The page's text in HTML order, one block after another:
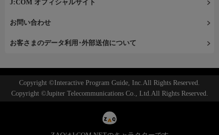
J:COM オフィシャルサイト
お問い合わせ
お客さまのデータ利用･外部送信について
Copyright ©Interactive Program Guide, Inc.All Rights Reserved.
Copyright ©Jupiter Telecommunications Co., Ltd.All Rights Reserved.